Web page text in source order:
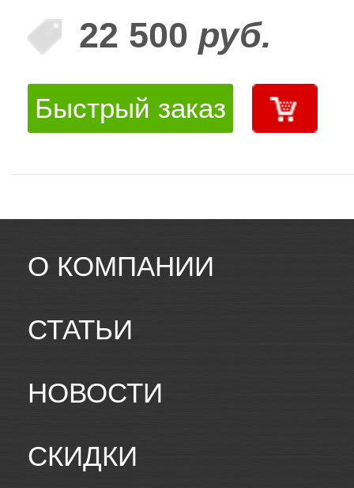
22 500 руб.
Быстрый заказ
О КОМПАНИИ
СТАТЬИ
НОВОСТИ
СКИДКИ